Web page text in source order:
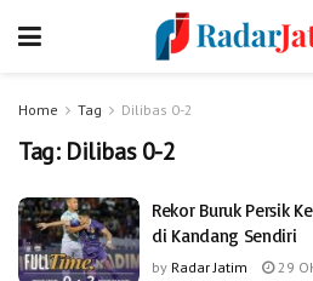
Home Tag Dilibas 0-2
Tag: Dilibas 0-2
Rekor Buruk Persik
di Kandang Sendiri
by Radar Jatim 29